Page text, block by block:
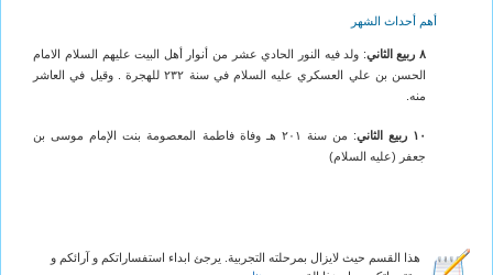
أهم أحداث الشهر
٨ ربيع الثاني
: ولد فيه النور الحادي عشر من أنوار أهل البيت عليهم السلام الامام
الحسن بن علي العسكري عليه السلام في سنة ٢٣٢ للهجرة . وقيل في العاشر
منه.
١٠ ربيع الثاني
: من سنة ٢٠١ هـ وفاة فاطمة المعصومة بنت الإمام موسى بن
جعفر (عليه السلام)
هذا القسم حيث لايزال بمرحلته التجربية. يرجئ ابداء استفساراتكم و آرائكم و